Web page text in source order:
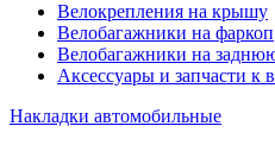
Велокрепления на крышу
Велобагажники на фаркоп
Велобагажники на
Аксессуары и запчасти к
Накладки автомобильные